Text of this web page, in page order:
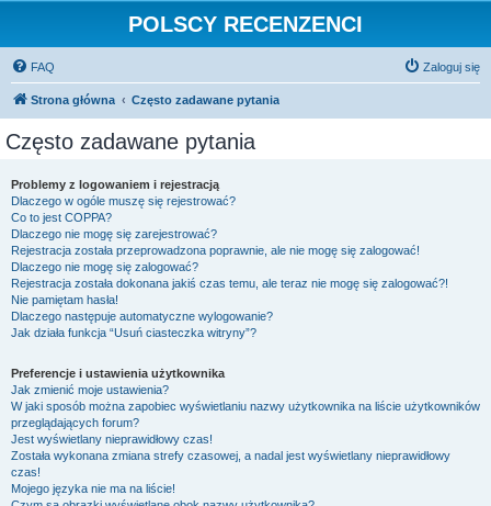
POLSCY RECENZENCI
FAQ Zaloguj się
Strona główna Często zadawane pytania
Często zadawane pytania
Problemy z logowaniem i rejestracją
Dlaczego w ogóle muszę się rejestrować?
Co to jest COPPA?
Dlaczego nie mogę się zarejestrować?
Rejestracja została przeprowadzona poprawnie, ale nie mogę się zalogować!
Dlaczego nie mogę się zalogować?
Rejestracja została dokonana jakiś czas temu, ale teraz nie mogę się zalogować?!
Nie pamiętam hasła!
Dlaczego następuje automatyczne wylogowanie?
Jak działa funkcja “Usuń ciasteczka witryny”?
Preferencje i ustawienia użytkownika
Jak zmienić moje ustawienia?
W jaki sposób można zapobiec wyświetlaniu nazwy użytkownika na liście użytkowników
przeglądających forum?
Jest wyświetlany nieprawidłowy czas!
Została wykonana zmiana strefy czasowej, a nadal jest wyświetlany nieprawidłowy
czas!
Mojego języka nie ma na liście!